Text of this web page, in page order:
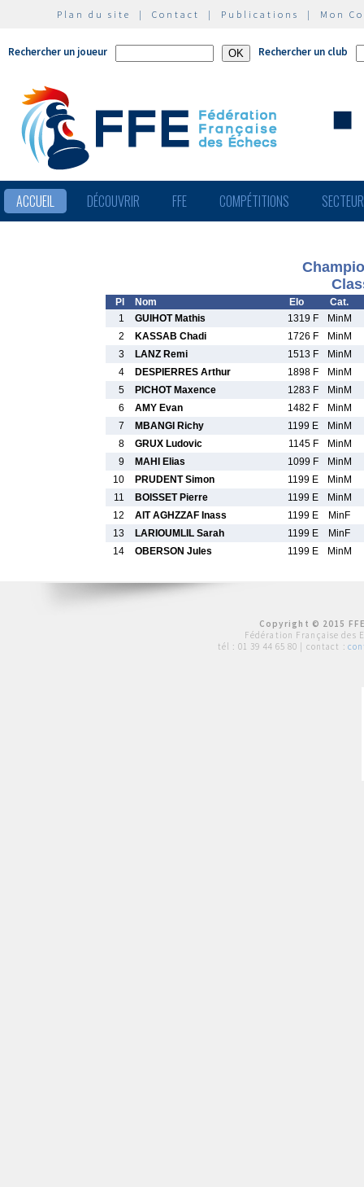
Plan du site | Contact | Publications | Mon
Rechercher un joueur Rechercher un club
ACCUEIL DÉCOUVRIR FFE COMPÉTITIONS
Pl Nom Elo
Cat.
1
GUIHOT Mathis 1319 F
MinM
2
KASSAB Chadi 1726 F
MinM
3
LANZ Remi 1513 F
MinM
4
DESPIERRES Arthur 1898 F
MinM
5
PICHOT Maxence 1283 F
MinM
6
AMY Evan 1482 F
MinM
7
MBANGI Richy 1199 E
MinM
8
GRUX Ludovic 1145 F
MinM
9
MAHI Elias 1099 F
MinM
10
PRUDENT Simon 1199 E
MinM
11
BOISSET Pierre 1199 E
MinM
12
AIT AGHZZAF Inass 1199 E
MinF
13
LARIOUMLIL Sarah 1199 E
MinF
14
OBERSON Jules 1199 E MinM
Copyright © 2015
Fédération Française des
tél : 01 39 44 65 80 | contact :